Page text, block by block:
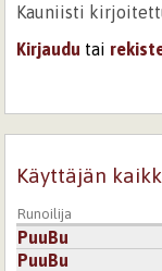
Kauniisti
Kirjaudu tai
Hieno.
Kirjaudutai
22.9.2010 0:00
Kaunis. Ja viisas.
Käyttäjän
Runoilija
PuuBu
PuuBu